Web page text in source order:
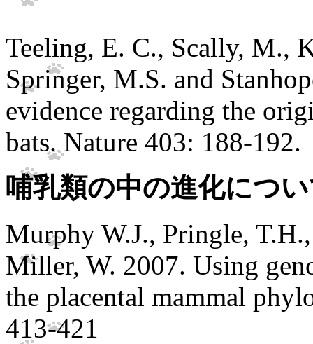
Teeling, E. C., Scally, M.,
Springer, M.S. and
evidence regarding the
bats. Nature 403: 188-192.
哺乳類の中の進化につ
Murphy W.J., Pringle,
Miller, W. 2007. Using
the placental mammal
413-421